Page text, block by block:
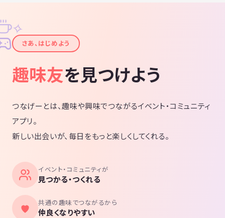
✦
✧
さあ、はじめよう
趣味友を見つけよう
つなげーとは、趣味や興味でつながるイベント・コミュニティ
アプリ。
新しい出会いが、毎日をもっと楽しくしてくれる。
イベント・コミュニティが
見つかる・つくれる
共通の趣味でつながるから
仲良くなりやすい